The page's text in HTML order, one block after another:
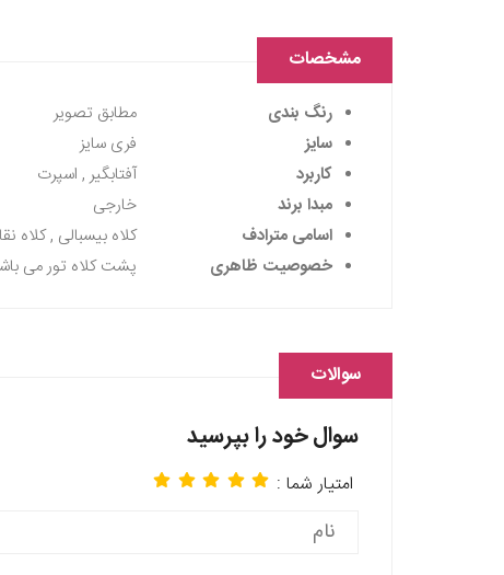
مشخصات
رنگ بندی
مطابق تصویر
سایز
فری سایز
کاربرد
آفتابگیر , اسپرت
مبدا برند
خارجی
اسامی مترادف
کلاه بیسبالی , کلاه
خصوصیت ظاهری
پشت کلاه تور می
سوالات
سوال خود را بپرسید
امتیار شما :